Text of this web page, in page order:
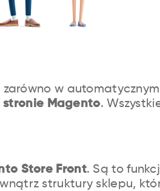
w
Magento.
Store Front. Są to
struktury sklepu,